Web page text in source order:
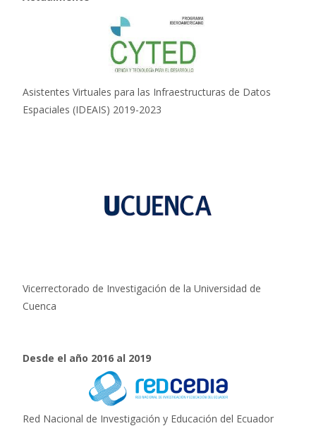
Asistentes Virtuales para las Infraestructuras de Datos
Espaciales (IDEAIS) 2019-2023
Vicerrectorado de Investigación de la Universidad de
Cuenca
Desde el año 2016 al 2019
Red Nacional de Investigación y Educación del Ecuador